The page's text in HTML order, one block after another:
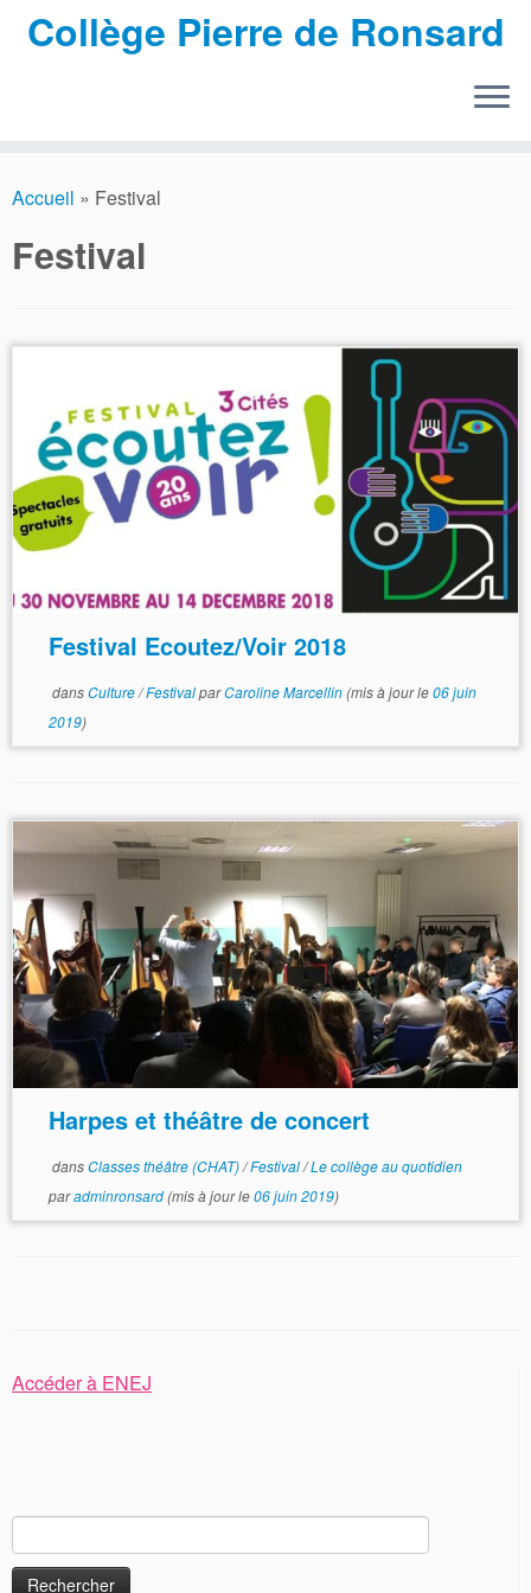
au
Collège Pierre de Ronsard
Accueil » Festival
Festival
Festival Ecoutez/Voir 2018
dansCulture/FestivalparCaroline Marcellin(mis à jour le06 juin
2019)
Harpes et théâtre de concert
dansClasses théâtre (CHAT)/Festival/Le collège au quotidien
paradminronsard(mis à jour le06 juin 2019)
Accéder à ENEJ